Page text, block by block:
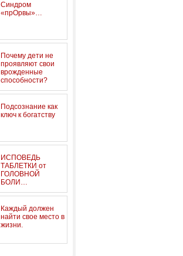
Синдром
«прОрвы»…
Почему дети не
проявляют свои
врожденные
способности?
Подсознание как
ключ к богатству
ИСПОВЕДЬ
ТАБЛЕТКИ от
ГОЛОВНОЙ
БОЛИ…
Каждый должен
найти свое место в
жизни.